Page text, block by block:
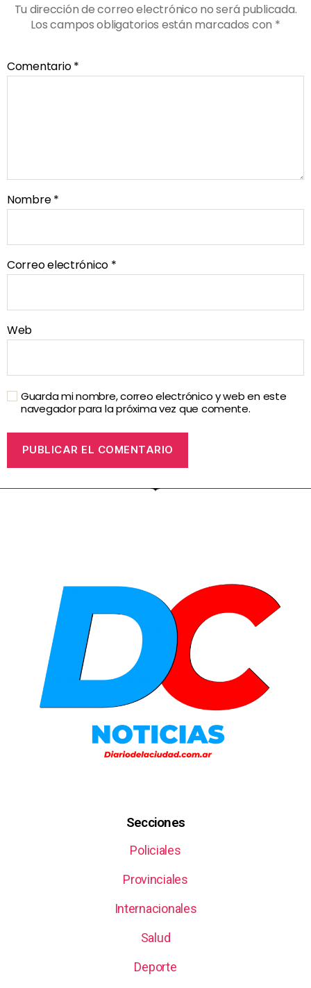
Tu dirección de correo electrónico no será publicada.
Los campos obligatorios están marcados con *
Comentario*
Nombre*
Correo electrónico *
Web
Guarda mi nombre, correo electrónico y web en este
navegador para la próxima vez que comente.
Secciones
Policiales
Provinciales
Internacionales
Salud
Deporte